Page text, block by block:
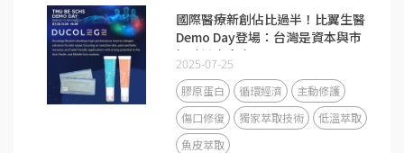
國際醫療新創佔比過半！比翼生醫
Demo Day登場：台灣是資本與市
場驗證交會處
2025-07-25
膠原蛋白 循環經濟
主動修護
傷口修復
獨家萃取技術
低溫萃取
魚皮萃取